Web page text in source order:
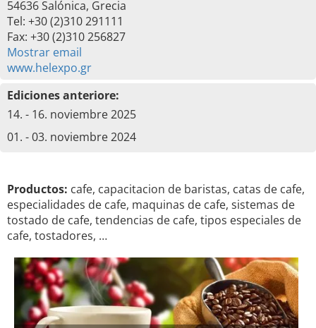
54636 Salónica, Grecia
Tel: +30 (2)310 291111
Fax: +30 (2)310 256827
Mostrar email
www.helexpo.gr
Ediciones anteriore:
14. - 16. noviembre 2025
01. - 03. noviembre 2024
Productos: cafe, capacitacion de baristas, catas de cafe,
especialidades de cafe, maquinas de cafe, sistemas de
tostado de cafe, tendencias de cafe, tipos especiales de
cafe, tostadores, …